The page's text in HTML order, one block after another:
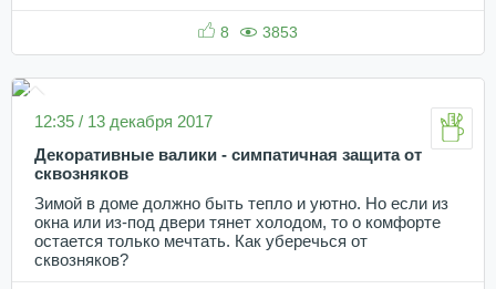
8 3853
12:35 / 13 декабря 2017
Декоративные валики - симпатичная защита от
сквозняков
Зимой в доме должно быть тепло и уютно. Но если из
окна или из-под двери тянет холодом, то о комфорте
остается только мечтать. Как уберечься от
сквозняков?